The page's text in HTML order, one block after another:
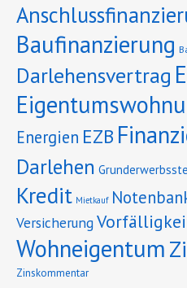
Baufinanzierung
Darlehensvertrag
Energien EZB
Darlehen
Kredit Mietkauf
Versicherung
Wohneigentum
Zinskommentar